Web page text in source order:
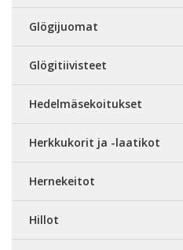
Glögijuomat
Glögitiivisteet
Hedelmäsekoitukset
Herkkukorit ja -laatikot
Hernekeitot
Hillot